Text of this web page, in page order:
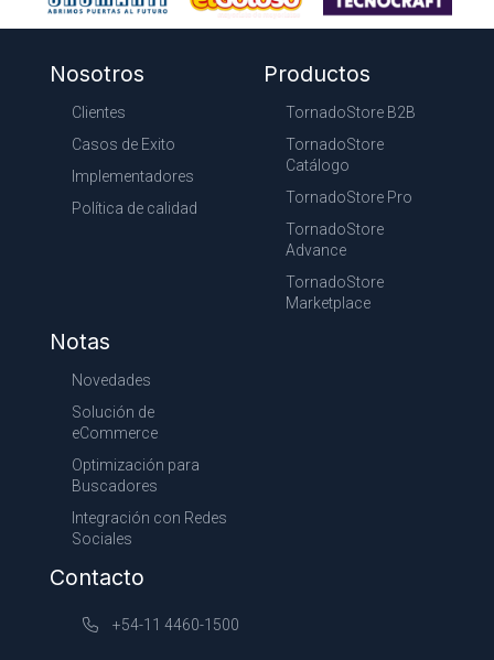
Nosotros
Clientes
Casos de Exito
Implementadores
Política de calidad
Productos
TornadoStore B2B
TornadoStore
Catálogo
TornadoStore Pro
TornadoStore
Advance
TornadoStore
Marketplace
Notas
Novedades
Solución de
eCommerce
Optimización para
Buscadores
Integración con Redes
Sociales
Contacto
+54-11 4460-1500